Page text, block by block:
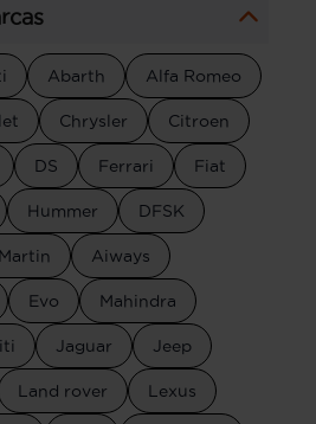
Abarth Alfa Romeo
Chrysler Citroen
DS Ferrari Fiat
Hummer DFSK
Aiways
Evo Mahindra
Jaguar Jeep
Land rover Lexus